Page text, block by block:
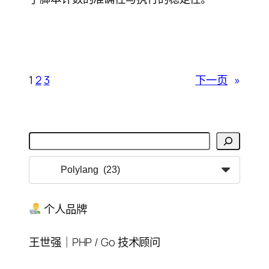
1 2 3 下一页 »
搜
索
分
录 个人品牌
王世强｜PHP / Go 技术顾问